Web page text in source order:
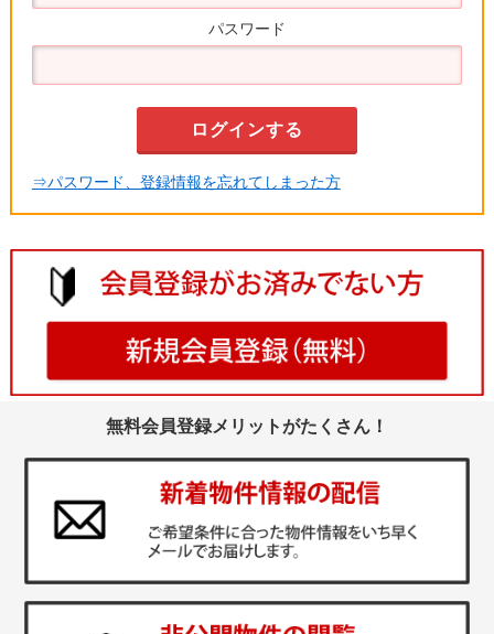
パスワード
⇒パスワード、登録情報を忘れてしまった方
無料会員登録メリットがたくさん！